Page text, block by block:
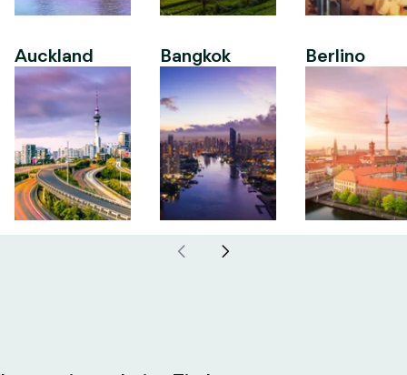
Auckland Bangkok Berlino